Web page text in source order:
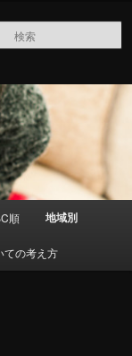
順 地域別
ての考え方